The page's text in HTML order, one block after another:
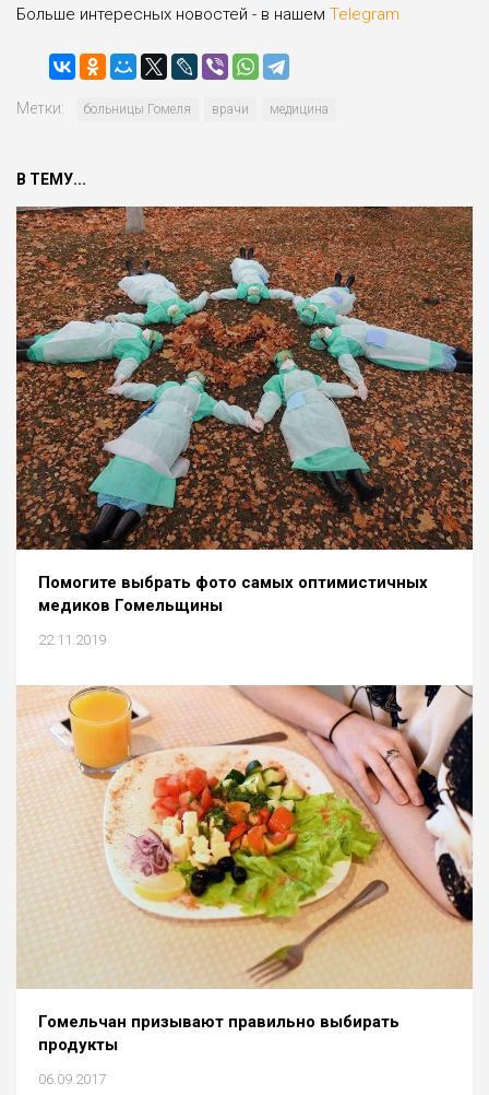
Больше интересных новостей - в нашем Telegram
Метки: больницы Гомеля врачи медицина
В ТЕМУ...
Помогите выбрать фото самых оптимистичных
медиков Гомельщины
22.11.2019
Гомельчан призывают правильно выбирать
продукты
06.09.2017